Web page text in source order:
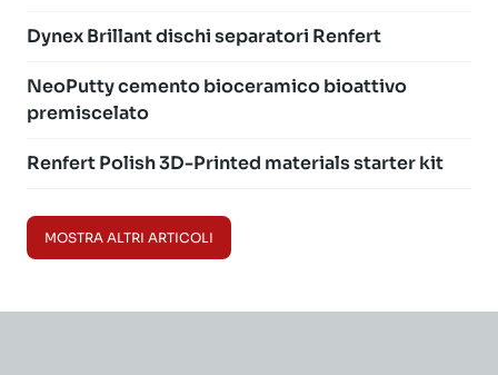
Dynex Brillant dischi separatori Renfert
NeoPutty cemento bioceramico bioattivo
premiscelato
Renfert Polish 3D-Printed materials starter kit
MOSTRA ALTRI ARTICOLI